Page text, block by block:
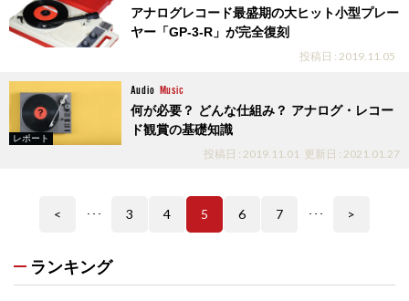
アナログレコード最盛期の大ヒット小型プレー
ヤー「GP-3-R」が完全復刻
投稿日 : 2019.11.05
レポート
Audio Music
何が必要？ どんな仕組み？ アナログ・レコー
ド観賞の基礎知識
投稿日 : 2019.11.01 更新日 : 2021.01.27
< ･･･ 3 4 5 6 7 ･･･ >
ランキング